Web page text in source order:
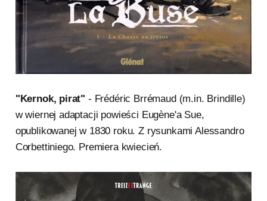
"Kernok, pirat" - Frédéric Brrémaud (m.in. Brindille)
w wiernej adaptacji powieści Eugène'a Sue,
opublikowanej w 1830 roku. Z rysunkami Alessandro
Corbettiniego. Premiera kwiecień.